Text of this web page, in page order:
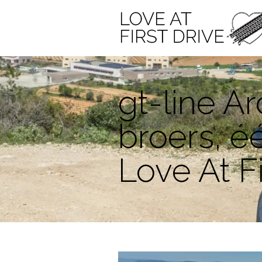
gt-line
broers,
Love At